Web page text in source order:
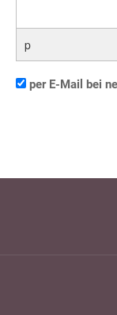
p
per E-Mail bei